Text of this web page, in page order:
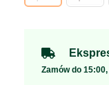
Zamów do